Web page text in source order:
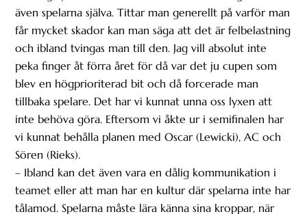
även spelarna själva. Tittar man generellt på varför man
får mycket skador kan man säga att det är felbelastning
och ibland tvingas man till den. Jag vill absolut inte
peka finger åt förra året för då var det ju cupen som
blev en högprioriterad bit och då forcerade man
tillbaka spelare. Det har vi kunnat unna oss lyxen att
inte behöva göra. Eftersom vi åkte ur i semifinalen har
vi kunnat behålla planen med Oscar (Lewicki), AC och
Sören (Rieks).
– Ibland kan det även vara en dålig kommunikation i
teamet eller att man har en kultur där spelarna inte har
tålamod. Spelarna måste lära känna sina kroppar, när